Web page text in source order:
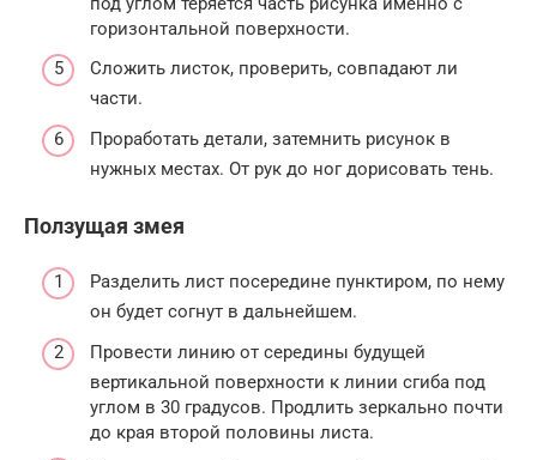
горизонтальной поверхности.
Сложить листок, проверить, совпадают ли
части.
Проработать детали, затемнить рисунок в
нужных местах. От рук до ног дорисовать тень.
Ползущая змея
Разделить лист посередине пунктиром, по нему
он будет согнут в дальнейшем.
Провести линию от середины будущей
вертикальной поверхности к линии сгиба под
углом в 30 градусов. Продлить зеркально почти
до края второй половины листа.